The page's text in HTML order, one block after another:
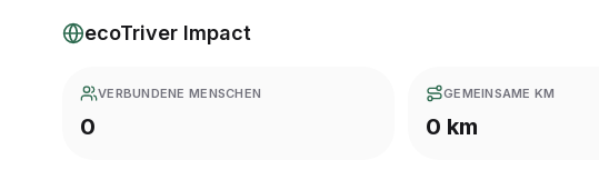
ecoTriver Impact
VERBUNDENE MENSCHEN
0
GEMEINSAME KM
0 km